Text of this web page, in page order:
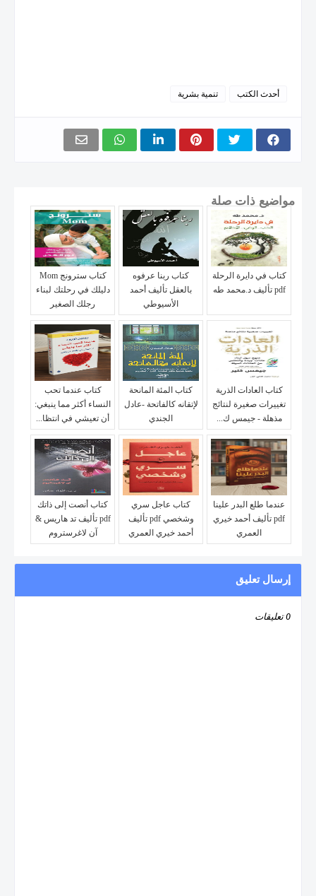
أحدث الكتب تنمية بشرية
مواضيع ذات صلة
كتاب في دايرة الرحلة
pdf تأليف د.محمد طه
كتاب ربنا عرفوه
بالعقل تأليف أحمد
الأسيوطي
كتاب سترونج Mom
دليلك في رحلتك لبناء
رجلك الصغير
كتاب العادات الذرية
تغييرات صغيرة لنتائج
مذهلة - جيمس ك...
كتاب المئة المانحة
لإتقانه كالفاتحة -عادل
الجندي
كتاب عندما تحب
النساء أكثر مما ينبغي:
أن تعيشي في انتظا...
عندما طلع البدر علينا
pdf تأليف أحمد خيري
العمري
كتاب عاجل سري
وشخصي pdf تأليف
أحمد خيري العمري
كتاب أنصت إلى ذاتك
pdf تأليف تد هاريس &
آن لاغرستروم
إرسال تعليق
0 تعليقات